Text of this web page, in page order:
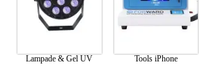
Lampade & Gel UV Tools iPhone